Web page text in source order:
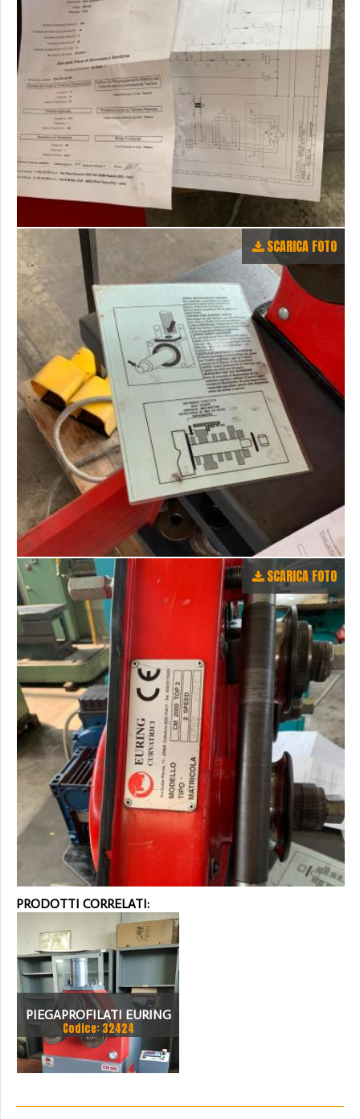
SCARICA FOTO
SCARICA FOTO
PRODOTTI CORRELATI:
PIEGAPROFILATI EURING
CM 802 DIGITAL 2004 CE
Codice: 32424